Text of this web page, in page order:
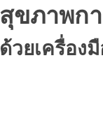
สุขภาพก
ด้วยเครื่อง